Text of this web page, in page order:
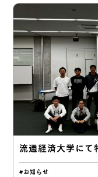
流通経済大学にて
#お知らせ